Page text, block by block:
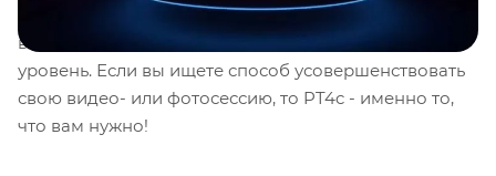
себе экспериментировать с широким спектром
возможностей и вывести свои творения на новый
уровень. Если вы ищете способ усовершенствовать
свою видео- или фотосессию, то PT4c - именно то,
что вам нужно!